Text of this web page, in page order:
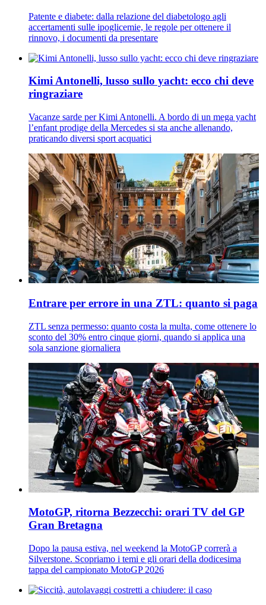
Patente e diabete: dalla relazione del diabetologo agli
accertamenti sulle ipoglicemie, le regole per ottenere il
rinnovo, i documenti da presentare
Kimi Antonelli, lusso sullo yacht: ecco chi deve
ringraziare
Vacanze sarde per Kimi Antonelli. A bordo di un mega yacht
l’enfant prodige della Mercedes si sta anche allenando,
praticando diversi sport acquatici
Entrare per errore in una ZTL: quanto si paga
ZTL senza permesso: quanto costa la multa, come ottenere lo
sconto del 30% entro cinque giorni, quando si applica una
sola sanzione giornaliera
MotoGP, ritorna Bezzecchi: orari TV del GP
Gran Bretagna
Dopo la pausa estiva, nel weekend la MotoGP correrà a
Silverstone. Scopriamo i temi e gli orari della dodicesima
tappa del campionato MotoGP 2026